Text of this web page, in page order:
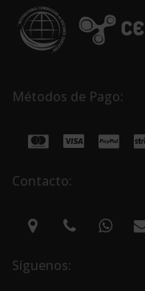
Métodos de Pago:
Contacto:
Síguenos: